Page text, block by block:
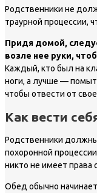
Родственники не
траурной процессии,
Придя домой,
возле нее руки,
Каждый, кто был на
ноги, а лучше —
чтобы отвести от
Как вести
Родственники
похоронной
никто не имеет права
Обед обычно